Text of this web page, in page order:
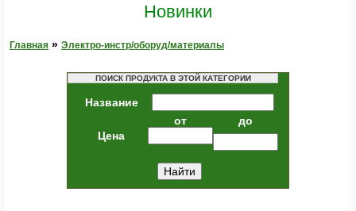
Новинки
Главная » Электро-инстр/оборуд/материалы
ПОИСК ПРОДУКТА В ЭТОЙ КАТЕГОРИИ
Название
Цена
от до